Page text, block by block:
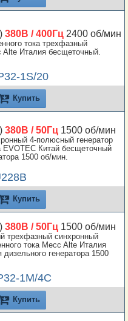
380В / 400Гц 2400 об/мин
тока трехфазный
Alte Италия бесщеточный.
1S/20
Купить
380В / 50Гц 1500 об/мин
4-полюсный генератор
EVOTEC Китай бесщеточный
1500 об/мин.
Купить
380В / 50Гц 1500 об/мин
трехфазный синхронный
тока Mecc Alte Италия
генератора 1500
1M/4C
Купить